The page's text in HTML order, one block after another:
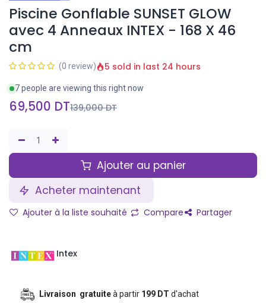
Piscine Gonflable SUNSET GLOW
avec 4 Anneaux INTEX - 168 X 46
cm
(0 review) 5 sold in last 24 hours
7 people are viewing this right now
69,500 DT139,000DT
Ajouter au panier
Acheter maintenant
Ajouter à la liste souhaité Compare Partager
Intex
Livraison gratuiteà partir 199 DTd'achat